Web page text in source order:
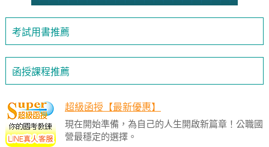
考試用書推薦
函授課程推薦
超級函授【最新優惠】
現在開始準備，為自己的人生開啟新篇章！公職國
營最穩定的選擇。